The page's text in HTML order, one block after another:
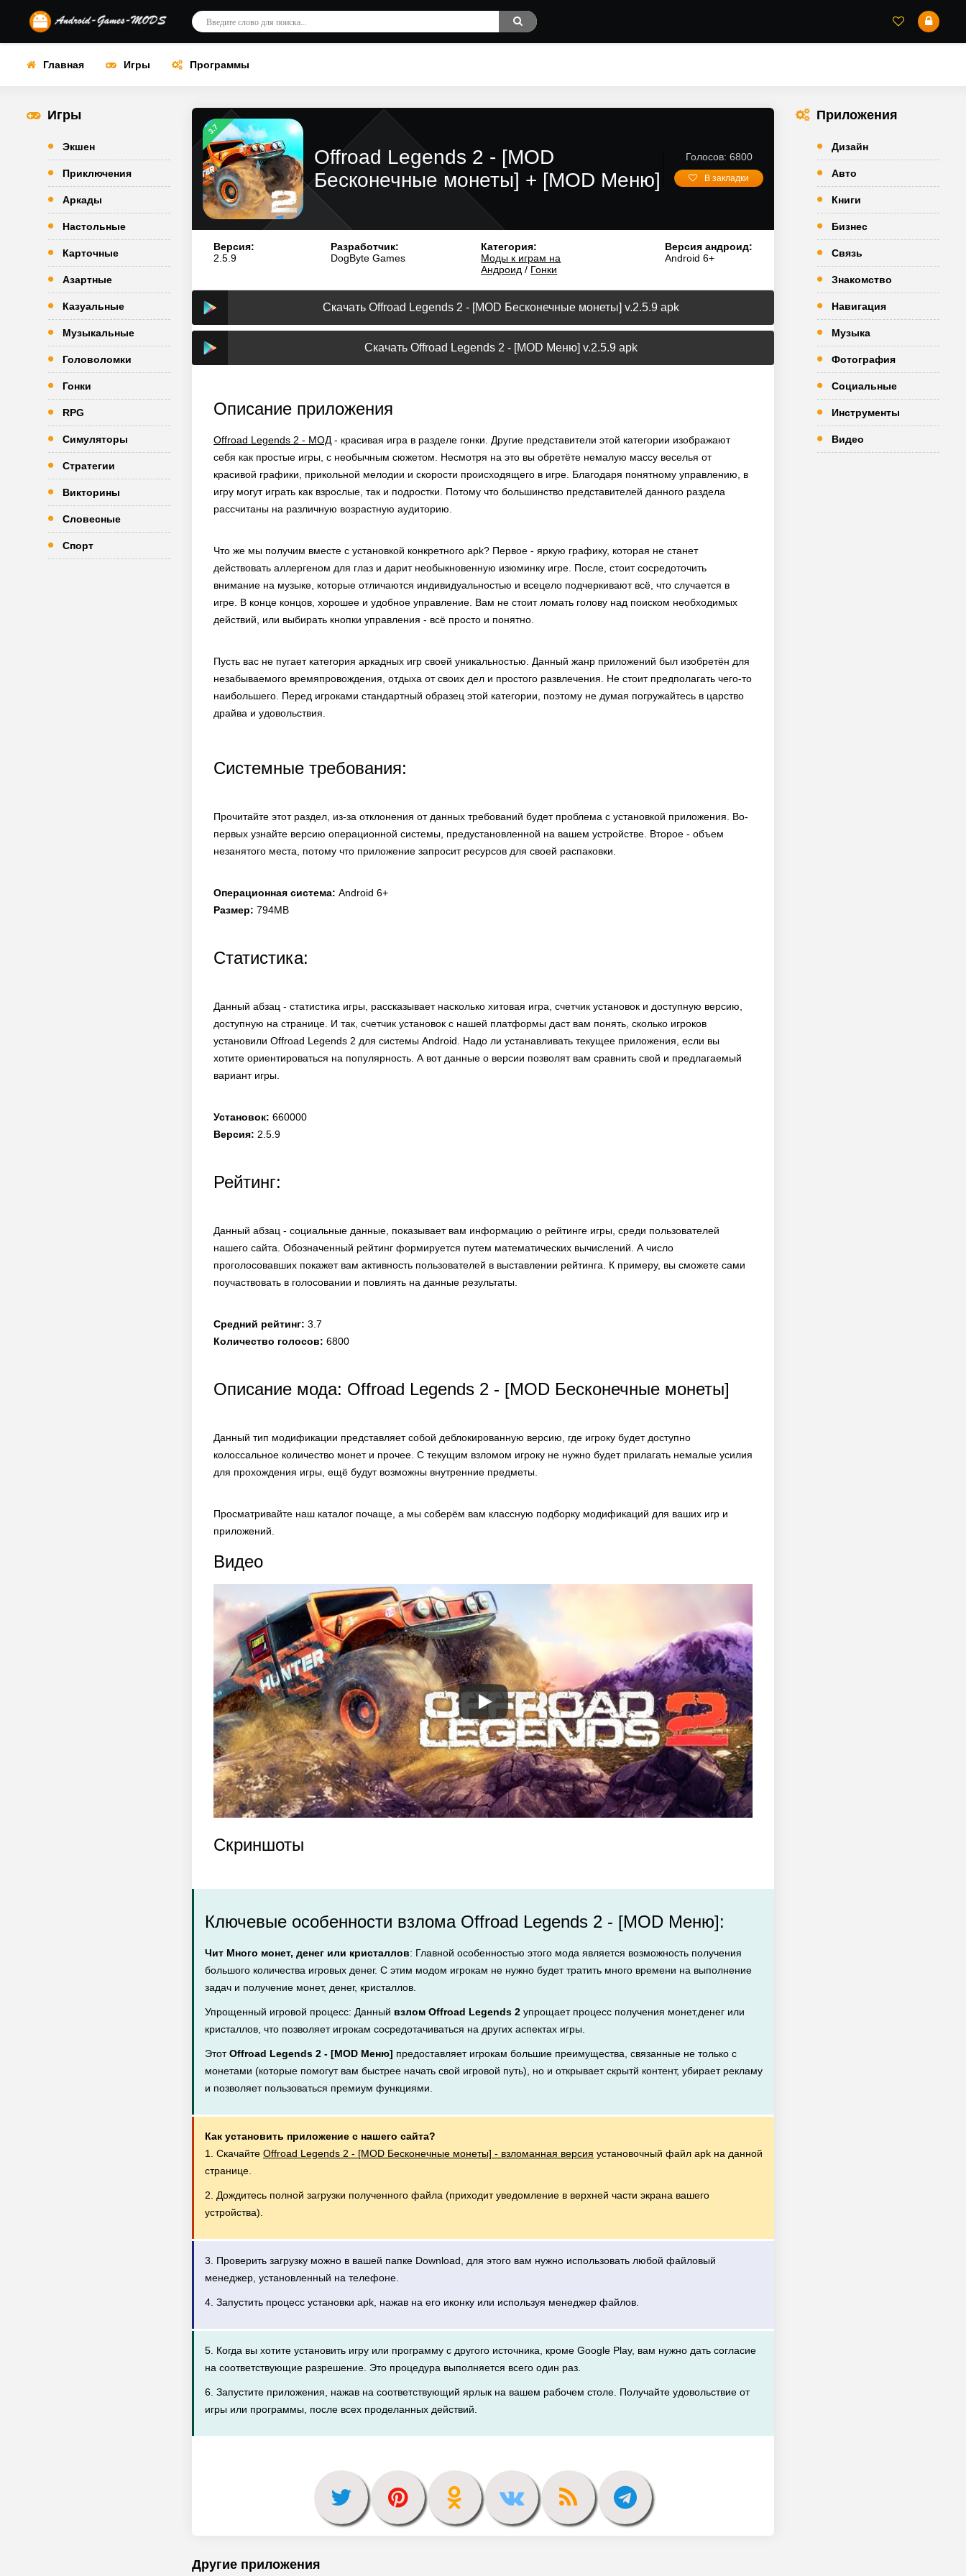
Главная Игры Программы
Игры
Экшен
Приключения
Аркады
Настольные
Карточные
Азартные
Казуальные
Музыкальные
Головоломки
Гонки
RPG
Симуляторы
Стратегии
Викторины
Словесные
Спорт
3.7
Offroad Legends 2 - [MOD
Бесконечные монеты] + [MOD Меню]
Голосов: 6800
В закладки
Версия:
2.5.9
Разработчик:
DogByte Games
Категория:
Моды к играм на
Андроид / Гонки
Версия андроид:
Android 6+
Скачать Offroad Legends 2 - [MOD Бесконечные монеты] v.2.5.9 apk
Скачать Offroad Legends 2 - [MOD Меню] v.2.5.9 apk
Описание приложения
Offroad Legends 2 - МОД - красивая игра в разделе гонки. Другие представители этой категории изображают
себя как простые игры, с необычным сюжетом. Несмотря на это вы обретёте немалую массу веселья от
красивой графики, прикольной мелодии и скорости происходящего в игре. Благодаря понятному управлению, в
игру могут играть как взрослые, так и подростки. Потому что большинство представителей данного раздела
рассчитаны на различную возрастную аудиторию.
Что же мы получим вместе с установкой конкретного apk? Первое - яркую графику, которая не станет
действовать аллергеном для глаз и дарит необыкновенную изюминку игре. После, стоит сосредоточить
внимание на музыке, которые отличаются индивидуальностью и всецело подчеркивают всё, что случается в
игре. В конце концов, хорошее и удобное управление. Вам не стоит ломать голову над поиском необходимых
действий, или выбирать кнопки управления - всё просто и понятно.
Пусть вас не пугает категория аркадных игр своей уникальностью. Данный жанр приложений был изобретён для
незабываемого времяпровождения, отдыха от своих дел и простого развлечения. Не стоит предполагать чего-то
наибольшего. Перед игроками стандартный образец этой категории, поэтому не думая погружайтесь в царство
драйва и удовольствия.
Системные требования:
Прочитайте этот раздел, из-за отклонения от данных требований будет проблема с установкой приложения. Во-
первых узнайте версию операционной системы, предустановленной на вашем устройстве. Второе - объем
незанятого места, потому что приложение запросит ресурсов для своей распаковки.
Операционная система: Android 6+
Размер: 794MB
Статистика:
Данный абзац - статистика игры, рассказывает насколько хитовая игра, счетчик установок и доступную версию,
доступную на странице. И так, счетчик установок с нашей платформы даст вам понять, сколько игроков
установили Offroad Legends 2 для системы Android. Надо ли устанавливать текущее приложения, если вы
хотите ориентироваться на популярность. А вот данные о версии позволят вам сравнить свой и предлагаемый
вариант игры.
Установок: 660000
Версия: 2.5.9
Рейтинг:
Данный абзац - социальные данные, показывает вам информацию о рейтинге игры, среди пользователей
нашего сайта. Обозначенный рейтинг формируется путем математических вычислений. А число
проголосовавших покажет вам активность пользователей в выставлении рейтинга. К примеру, вы сможете сами
поучаствовать в голосовании и повлиять на данные результаты.
Средний рейтинг: 3.7
Количество голосов: 6800
Описание мода: Offroad Legends 2 - [MOD Бесконечные монеты]
Данный тип модификации представляет собой деблокированную версию, где игроку будет доступно
колоссальное количество монет и прочее. С текущим взломом игроку не нужно будет прилагать немалые усилия
для прохождения игры, ещё будут возможны внутренние предметы.
Просматривайте наш каталог почаще, а мы соберём вам классную подборку модификаций для ваших игр и
приложений.
Видео
Скриншоты
Ключевые особенности взлома Offroad Legends 2 - [MOD Меню]:
Чит Много монет, денег или кристаллов: Главной особенностью этого мода является возможность получения
большого количества игровых денег. С этим модом игрокам не нужно будет тратить много времени на выполнение
задач и получение монет, денег, кристаллов.
Упрощенный игровой процесс: Данный взлом Offroad Legends 2 упрощает процесс получения монет,денег или
кристаллов, что позволяет игрокам сосредотачиваться на других аспектах игры.
ЭтотOffroad Legends 2 - [MOD Меню] предоставляет игрокам большие преимущества, связанные не только с
монетами (которые помогут вам быстрее начать свой игровой путь), но и открывает скрытй контент, убирает рекламу
и позволяет пользоваться премиум функциями.
Как установить приложение с нашего сайта?
1. Скачайте Offroad Legends 2 - [MOD Бесконечные монеты] - взломанная версия установочный файл apk на данной
странице.
2. Дождитесь полной загрузки полученного файла (приходит уведомление в верхней части экрана вашего
устройства).
3. Проверить загрузку можно в вашей папке Download, для этого вам нужно использовать любой файловый
менеджер, установленный на телефоне.
4. Запустить процесс установки apk, нажав на его иконку или используя менеджер файлов.
5. Когда вы хотите установить игру или программу с другого источника, кроме Google Play, вам нужно дать согласие
на соответствующие разрешение. Это процедура выполняется всего один раз.
6. Запустите приложения, нажав на соответствующий ярлык на вашем рабочем столе. Получайте удовольствие от
игры или программы, после всех проделанных действий.
Другие приложения
Приложения
Дизайн
Авто
Книги
Бизнес
Связь
Знакомство
Навигация
Музыка
Фотография
Социальные
Инструменты
Видео